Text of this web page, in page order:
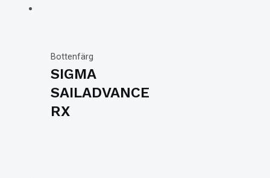
Bottenfärg
SIGMA
SAILADVANCE
RX